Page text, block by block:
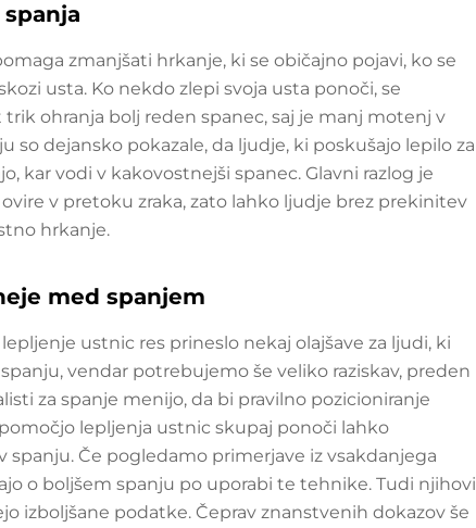
zmanjšati hrkanje, ki se običajno pojavi, ko se
usta. Ko nekdo zlepi svoja usta ponoči, se
ohranja bolj reden spanec, saj je manj motenj v
so dejansko pokazale, da ljudje, ki poskušajo lepilo za
kar vodi v kakovostnejši spanec. Glavni razlog je
v pretoku zraka, zato lahko ljudje brez prekinitev
hrkanje.
med spanjem
ustnic res prineslo nekaj olajšave za ljudi, ki
vendar potrebujemo še veliko raziskav, preden
za spanje menijo, da bi pravilno pozicioniranje
lepljenja ustnic skupaj ponoči lahko
Če pogledamo primerjave iz vsakdanjega
o boljšem spanju po uporabi te tehnike. Tudi njihovi
izboljšane podatke. Čeprav znanstvenih dokazov še